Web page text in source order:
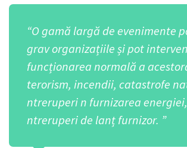
“O gamă largă de evenimente
grav organizațiile și pot
funcționarea normală a
terorism, incendii, catastrofe
ntreruperi n furnizarea energiei,
ntreruperi de lanț furnizor. ”